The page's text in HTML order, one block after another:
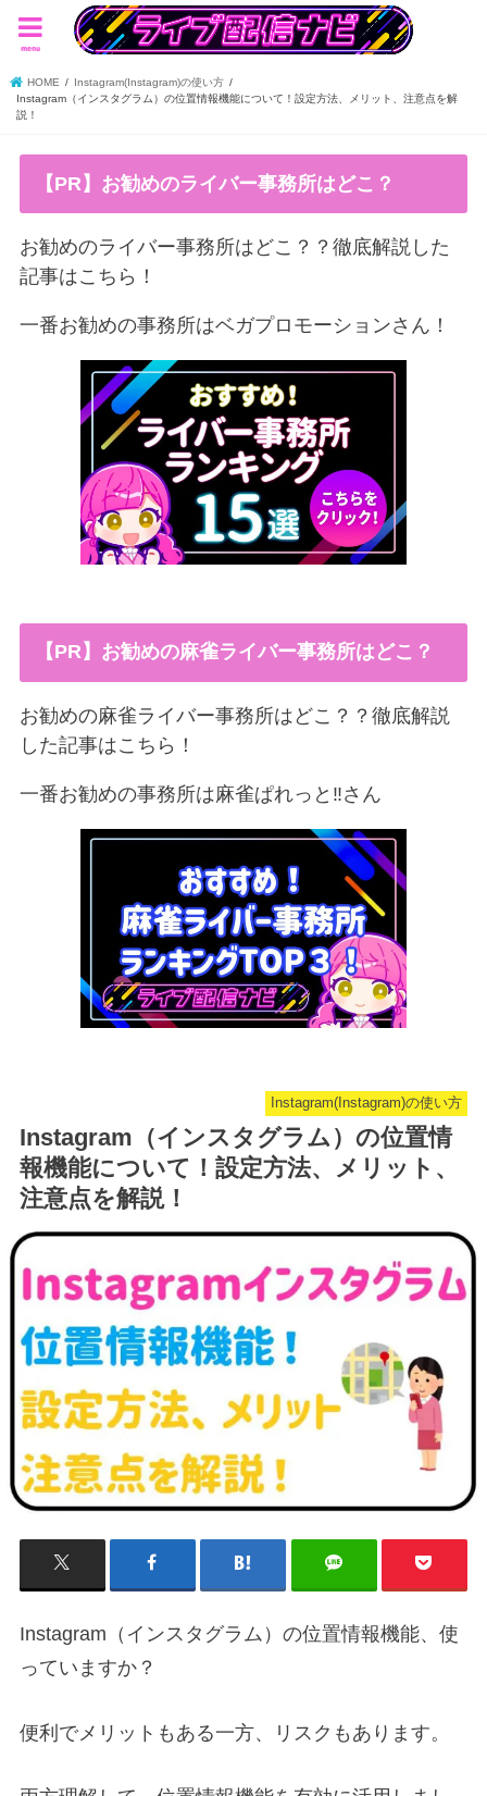
menu
HOME
Instagram(Instagram)の使い方
Instagram（インスタグラム）の位置情報機能について！設定方法、メリット、注意点を解
説！
【PR】お勧めのライバー事務所はどこ？
お勧めのライバー事務所はどこ？？徹底解説した
記事はこちら！
一番お勧めの事務所はベガプロモーションさん！
【PR】お勧めの麻雀ライバー事務所はどこ？
お勧めの麻雀ライバー事務所はどこ？？徹底解説
した記事はこちら！
一番お勧めの事務所は麻雀ぱれっと‼︎さん
Instagram(Instagram)の使い方
Instagram（インスタグラム）の位置情
報機能について！設定方法、メリット、
注意点を解説！
Instagram（インスタグラム）の位置情報機能、使
っていますか？
便利でメリットもある一方、リスクもあります。